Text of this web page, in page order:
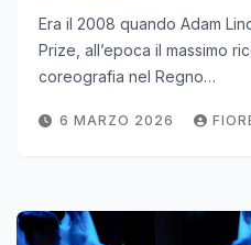
Era il 2008 quando Adam
Prize, all’epoca il massimo
coreografia nel Regno…
6 MARZO 2026